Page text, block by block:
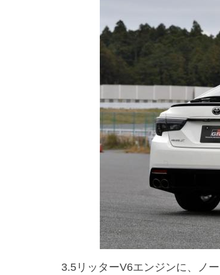
3.5リッターV6エンジンに、ノ